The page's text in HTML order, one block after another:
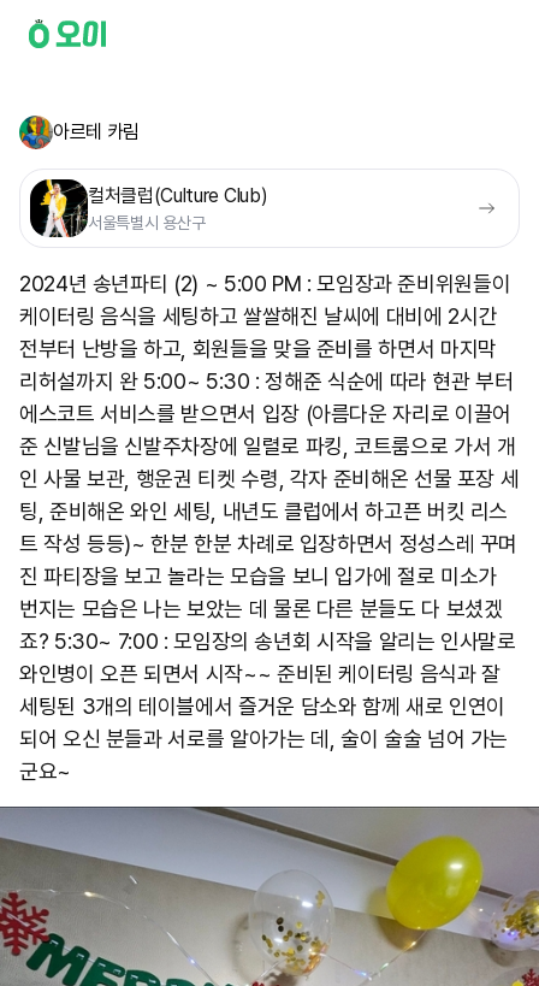
아르테 카림
컬처클럽(Culture Club)
서울특별시 용산구
2024년 송년파티 (2) ~ 5:00 PM : 모임장과 준비위원들이
케이터링 음식을 세팅하고 쌀쌀해진 날씨에 대비에 2시간
전부터 난방을 하고, 회원들을 맞을 준비를 하면서 마지막
리허설까지 완 5:00~ 5:30 : 정해준 식순에 따라 현관 부터
에스코트 서비스를 받으면서 입장 (아름다운 자리로 이끌어
준 신발님을 신발주차장에 일렬로 파킹, 코트룸으로 가서 개
인 사물 보관, 행운권 티켓 수령, 각자 준비해온 선물 포장 세
팅, 준비해온 와인 세팅, 내년도 클럽에서 하고픈 버킷 리스
트 작성 등등)~ 한분 한분 차례로 입장하면서 정성스레 꾸며
진 파티장을 보고 놀라는 모습을 보니 입가에 절로 미소가
번지는 모습은 나는 보았는 데 물론 다른 분들도 다 보셨겠
죠? 5:30~ 7:00 : 모임장의 송년회 시작을 알리는 인사말로
와인병이 오픈 되면서 시작~~ 준비된 케이터링 음식과 잘
세팅된 3개의 테이블에서 즐거운 담소와 함께 새로 인연이
되어 오신 분들과 서로를 알아가는 데, 술이 술술 넘어 가는
군요~